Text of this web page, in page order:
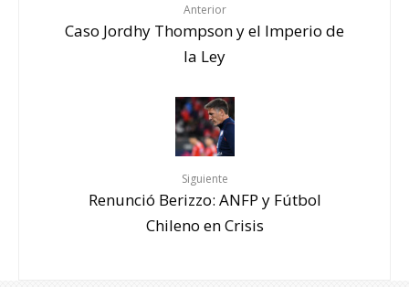
Anterior
Caso Jordhy Thompson y el Imperio de
la Ley
Siguiente
Renunció Berizzo: ANFP y Fútbol
Chileno en Crisis